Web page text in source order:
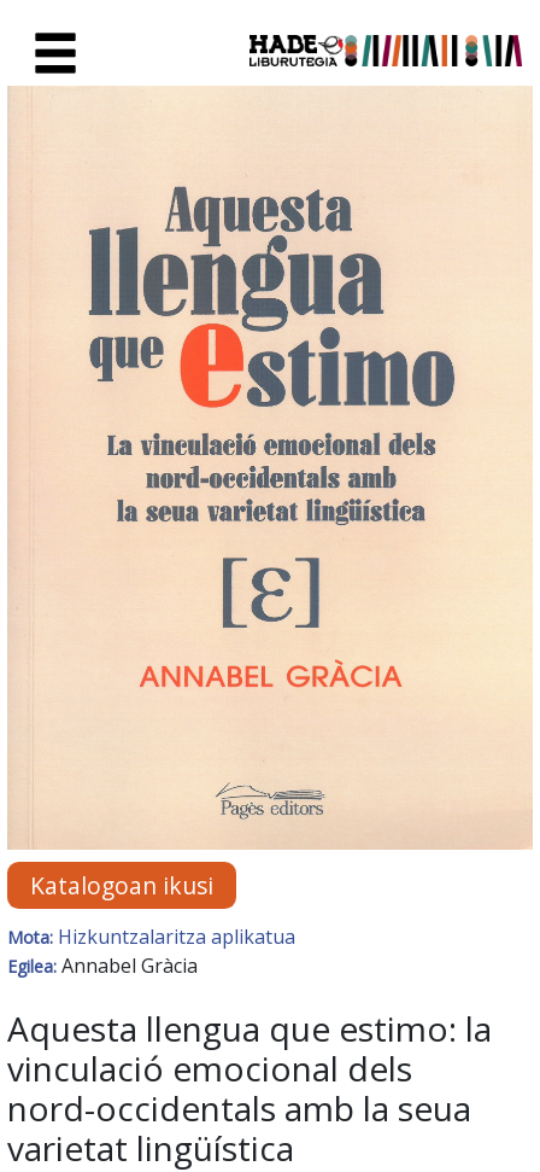
Eskuratu berriak Fitxa -
Katalogoan ikusi
Mota: Hizkuntzalaritza aplikatua
Egilea: Annabel Gràcia
Aquesta llengua que estimo: la
vinculació emocional dels
nord-occidentals amb la seua
varietat lingüística